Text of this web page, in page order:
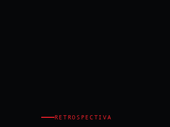
RETROSPECTIVA